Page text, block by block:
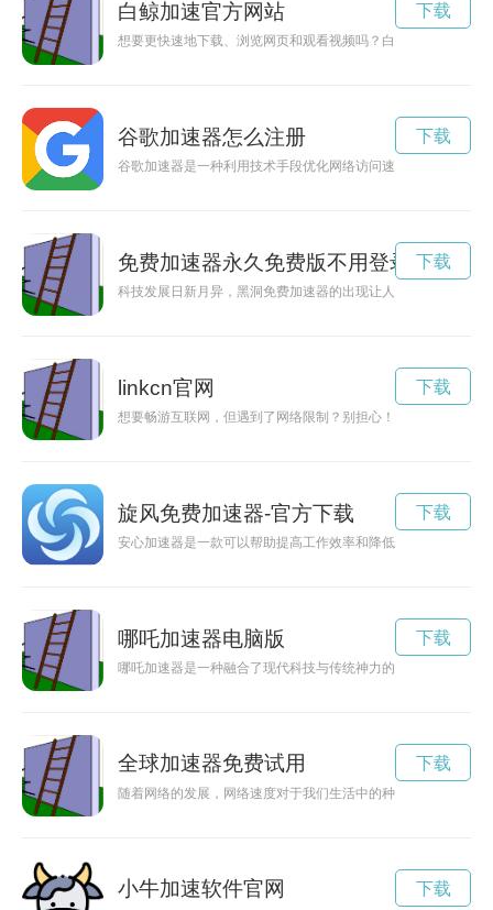
白鲸加速官方网站
想要更快速地下载、浏览网页和观看视频吗？白鲸加速器app
下载
谷歌加速器怎么注册
谷歌加速器是一种利用技术手段优化网络访问速度的工具，能
下载
免费加速器永久免费版不用登录
科技发展日新月异，黑洞免费加速器的出现让人们看到了新的
下载
linkcn官网
想要畅游互联网，但遇到了网络限制？别担心！使用linkcn加速
下载
旋风免费加速器-官方下载
安心加速器是一款可以帮助提高工作效率和降低压力的工具，
下载
哪吒加速器电脑版
哪吒加速器是一种融合了现代科技与传统神力的新型装备，可
下载
全球加速器免费试用
随着网络的发展，网络速度对于我们生活中的种种需求愈发重
下载
小牛加速软件官网 下载